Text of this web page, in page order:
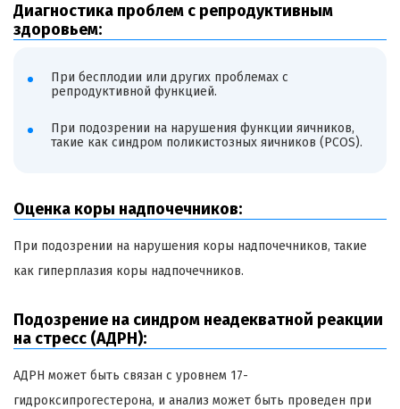
Диагностика проблем с репродуктивным
здоровьем:
При бесплодии или других проблемах с
репродуктивной функцией.
При подозрении на нарушения функции яичников,
такие как синдром поликистозных яичников (PCOS).
Оценка коры надпочечников:
При подозрении на нарушения коры надпочечников, такие
как гиперплазия коры надпочечников.
Подозрение на синдром неадекватной реакции
на стресс (АДРН):
АДРН может быть связан с уровнем 17-
гидроксипрогестерона, и анализ может быть проведен при